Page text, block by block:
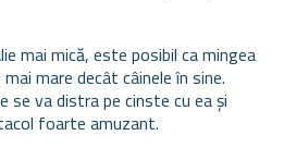
mai mică, este posibil ca mingea
mare decât câinele în sine.
se va distra pe cinste cu ea și
foarte amuzant.